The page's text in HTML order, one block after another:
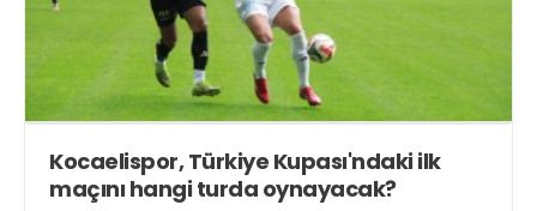
Kocaelispor, Türkiye Kupası'ndaki ilk
maçını hangi turda oynayacak?